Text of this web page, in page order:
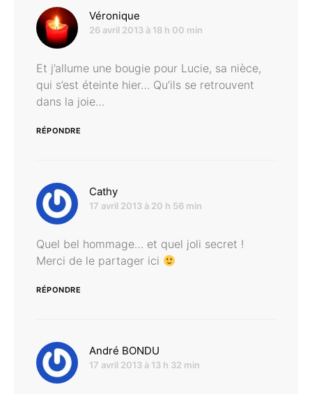
Véronique
26 avril 2013 à 18 h 00 min
Et j’allume une bougie pour Lucie, sa nièce,
qui s’est éteinte hier… Qu’ils se retrouvent
dans la joie…
RÉPONDRE
Cathy
17 avril 2013 à 20 h 56 min
Quel bel hommage… et quel joli secret !
Merci de le partager ici
RÉPONDRE
André BONDU
17 avril 2013 à 13 h 32 min